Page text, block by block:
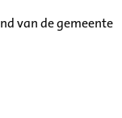
van de gemeente